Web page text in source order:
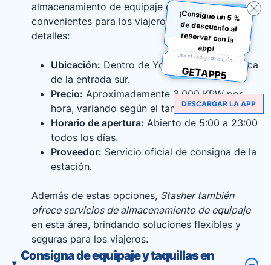
almacenamiento de equipaje oficiales que son
convenientes para los viajeros. Aquí están los
detalles:
Ubicación: Dentro de Yongsan Station, cerca
de la entrada sur.
Precio: Aproximadamente 3,000 KRW por
hora, variando según el tamaño del equipaje.
Horario de apertura: Abierto de 5:00 a 23:00
todos los días.
Proveedor: Servicio oficial de consigna de la
estación.
Además de estas opciones, Stasher también
ofrece servicios de almacenamiento de equipaje
en esta área, brindando soluciones flexibles y
seguras para los viajeros.
Consigna de equipaje y taquillas en
¡Consigue un 5 %
de descuento al
reservar con la
app!
Usa el código de cupón:
GETAPP5
DESCARGAR LA APP